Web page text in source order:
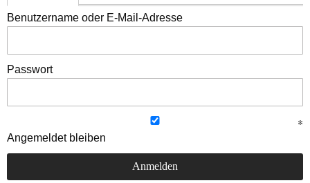
Benutzername oder E-Mail-Adresse
Passwort
Angemeldet bleiben